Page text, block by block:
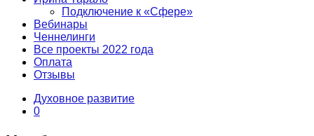
Подключение к «Сфере»
Вебинары
Ченнелинги
Все проекты 2022 года
Оплата
Отзывы
Духовное развитие
0